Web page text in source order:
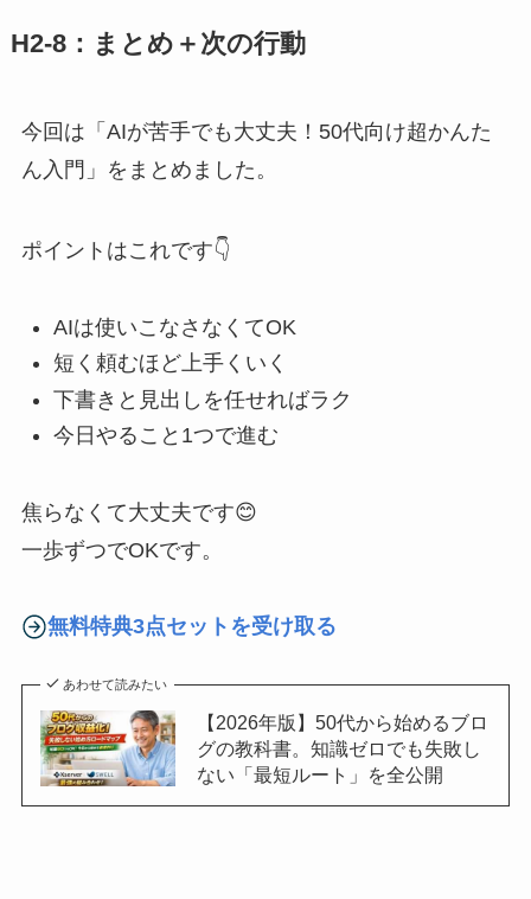
H2-8：まとめ＋次の行動
今回は「AIが苦手でも大丈夫！50代向け超かんた
ん入門」をまとめました。
ポイントはこれです👇
AIは使いこなさなくてOK
短く頼むほど上手くいく
下書きと見出しを任せればラク
今日やること1つで進む
焦らなくて大丈夫です😊
一歩ずつでOKです。
無料特典3点セットを受け取る
あわせて読みたい
【2026年版】50代から始めるブロ
グの教科書。知識ゼロでも失敗し
ない「最短ルート」を全公開